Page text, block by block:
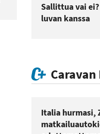
Sallittua vai
luvan kanssa
Caravan
Italia hurmasi,